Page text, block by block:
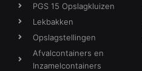
PGS 15 Opslagkluizen
Lekbakken
Opslagstellingen
Afvalcontainers en
Inzamelcontainers